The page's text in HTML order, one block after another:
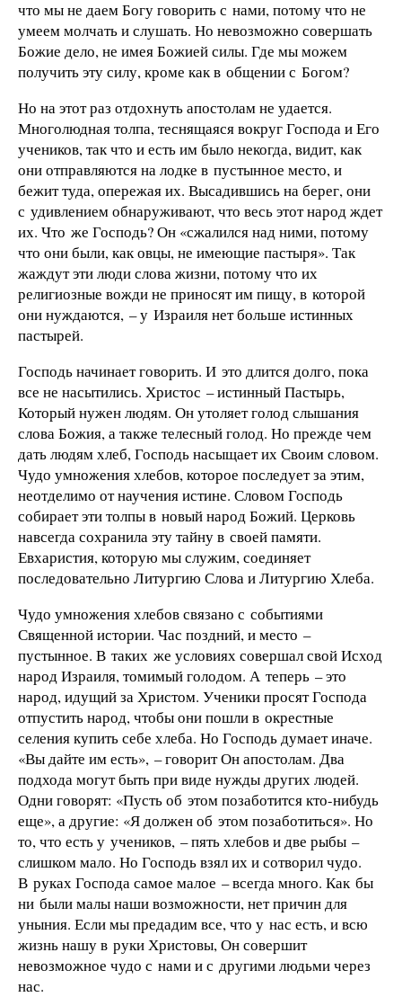
что мы не даем Богу говорить с нами, потому что не
умеем молчать и слушать. Но невозможно совершать
Божие дело, не имея Божией силы. Где мы можем
получить эту силу, кроме как в общении с Богом?
Но на этот раз отдохнуть апостолам не удается.
Многолюдная толпа, теснящаяся вокруг Господа и Его
учеников, так что и есть им было некогда, видит, как
они отправляются на лодке в пустынное место, и
бежит туда, опережая их. Высадившись на берег, они
с удивлением обнаруживают, что весь этот народ ждет
их. Что же Господь? Он «сжалился над ними, потому
что они были, как овцы, не имеющие пастыря». Так
жаждут эти люди слова жизни, потому что их
религиозные вожди не приносят им пищу, в которой
они нуждаются, – у Израиля нет больше истинных
пастырей.
Господь начинает говорить. И это длится долго, пока
все не насытились. Христос – истинный Пастырь,
Который нужен людям. Он утоляет голод слышания
слова Божия, а также телесный голод. Но прежде чем
дать людям хлеб, Господь насыщает их Своим словом.
Чудо умножения хлебов, которое последует за этим,
неотделимо от научения истине. Словом Господь
собирает эти толпы в новый народ Божий. Церковь
навсегда сохранила эту тайну в своей памяти.
Евхаристия, которую мы служим, соединяет
последовательно Литургию Слова и Литургию Хлеба.
Чудо умножения хлебов связано с событиями
Священной истории. Час поздний, и место –
пустынное. В таких же условиях совершал свой Исход
народ Израиля, томимый голодом. А теперь – это
народ, идущий за Христом. Ученики просят Господа
отпустить народ, чтобы они пошли в окрестные
селения купить себе хлеба. Но Господь думает иначе.
«Вы дайте им есть», – говорит Он апостолам. Два
подхода могут быть при виде нужды других людей.
Одни говорят: «Пусть об этом позаботится кто-нибудь
еще», а другие: «Я должен об этом позаботиться». Но
то, что есть у учеников, – пять хлебов и две рыбы –
слишком мало. Но Господь взял их и сотворил чудо.
В руках Господа самое малое – всегда много. Как бы
ни были малы наши возможности, нет причин для
уныния. Если мы предадим все, что у нас есть, и всю
жизнь нашу в руки Христовы, Он совершит
невозможное чудо с нами и с другими людьми через
нас.